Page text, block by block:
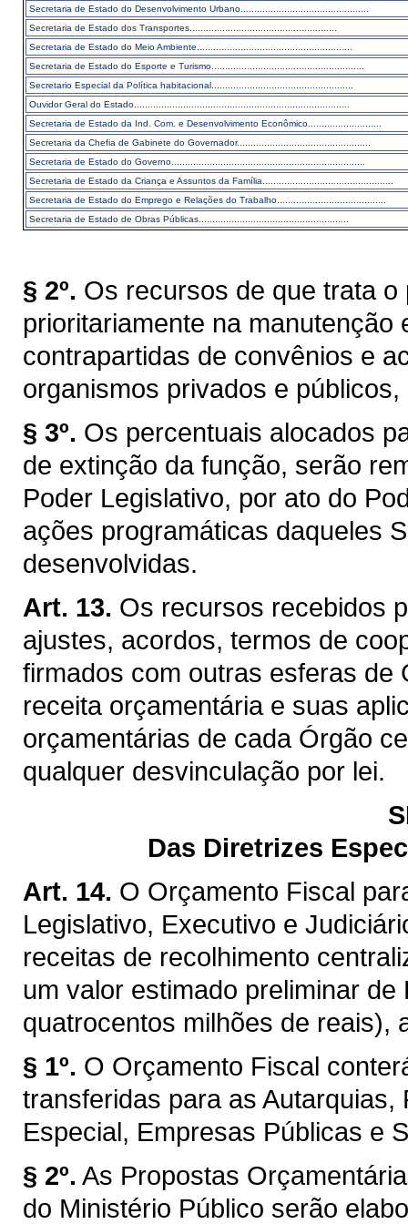
Secretaria de Estado do Desenvolvimento Urbano...............................................
Secretaria de Estado dos Transportes......................................................
Secretaria de Estado do Meio Ambiente.........................................................
Secretaria de Estado do Esporte e Turismo........................................................
Secretario Especial da Política habitacional....................................................
Ouvidor Geral do Estado...............................................................................
Secretaria de Estado da Ind. Com. e Desenvolvimento Econômico...........................
Secretaria da Chefia de Gabinete do Governador.................................................
Secretaria de Estado do Governo.......................................................................
Secretaria de Estado da Criança e Assuntos da Família................................................
Secretaria de Estado do Emprego e Relações do Trabalho........................................
Secretaria de Estado de Obras Públicas.......................................................
§ 2º. Os recursos de que trata
prioritariamente na
contrapartidas de convênios e
organismos privados e
§ 3º. Os percentuais alocados
de extinção da função, serão
Poder Legislativo, por ato do
ações programáticas daqueles
desenvolvidas.
Art. 13. Os recursos recebidos
ajustes, acordos, termos de
firmados com outras esferas
receita orçamentária e suas
orçamentárias de cada Órgão
qualquer desvinculação por lei.
Das Diretrizes
Art. 14. O Orçamento Fiscal
Legislativo, Executivo e
receitas de recolhimento
um valor estimado preliminar
quatrocentos milhões de reais),
§ 1º. O Orçamento Fiscal
transferidas para as
Especial, Empresas Públicas e
§ 2º. As Propostas
do Ministério Público serão